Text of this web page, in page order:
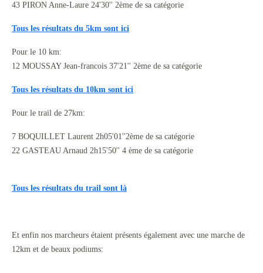
43 PIRON Anne-Laure 24'30'' 2ème de sa catégorie
Tous les résultats du 5km sont ici
Pour le 10 km:
12 MOUSSAY Jean-francois 37'21'' 2ème de sa catégorie
Tous les résultats du 10km sont ici
Pour le trail de 27km:
7 BOQUILLET Laurent 2h05'01''2ème de sa catégorie
22 GASTEAU Arnaud 2h15'50'' 4 ème de sa catégorie
Tous les résultats du trail sont là
Et enfin nos marcheurs étaient présents également avec une marche de
12km et de beaux podiums: